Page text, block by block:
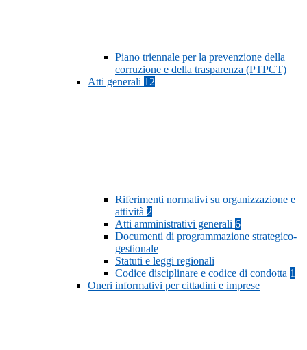
Piano triennale per la prevenzione della
corruzione e della trasparenza (PTPCT)
Atti generali 12
Riferimenti normativi su organizzazione e
attività 2
Atti amministrativi generali 6
Documenti di programmazione strategico-
gestionale
Statuti e leggi regionali
Codice disciplinare e codice di condotta 1
Oneri informativi per cittadini e imprese